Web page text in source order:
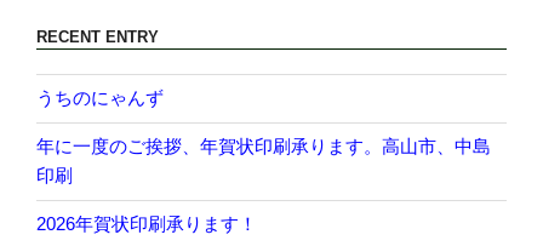
RECENT ENTRY
うちのにゃんず
年に一度のご挨拶、年賀状印刷承ります。高山市、中島
印刷
2026年賀状印刷承ります！